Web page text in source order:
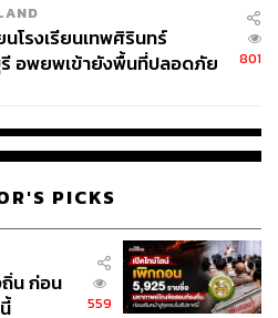
-แอบระบุแบรนด์
นโรงเรียนเทพศิรินทร์
อพยพเข้ายังพื้นที่ปลอดภัย
801
PICKS
น ก่อน
559